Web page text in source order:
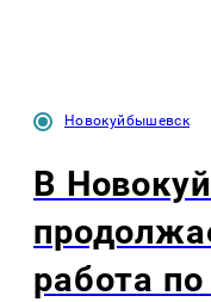
Новокуйбышевск
В
работа